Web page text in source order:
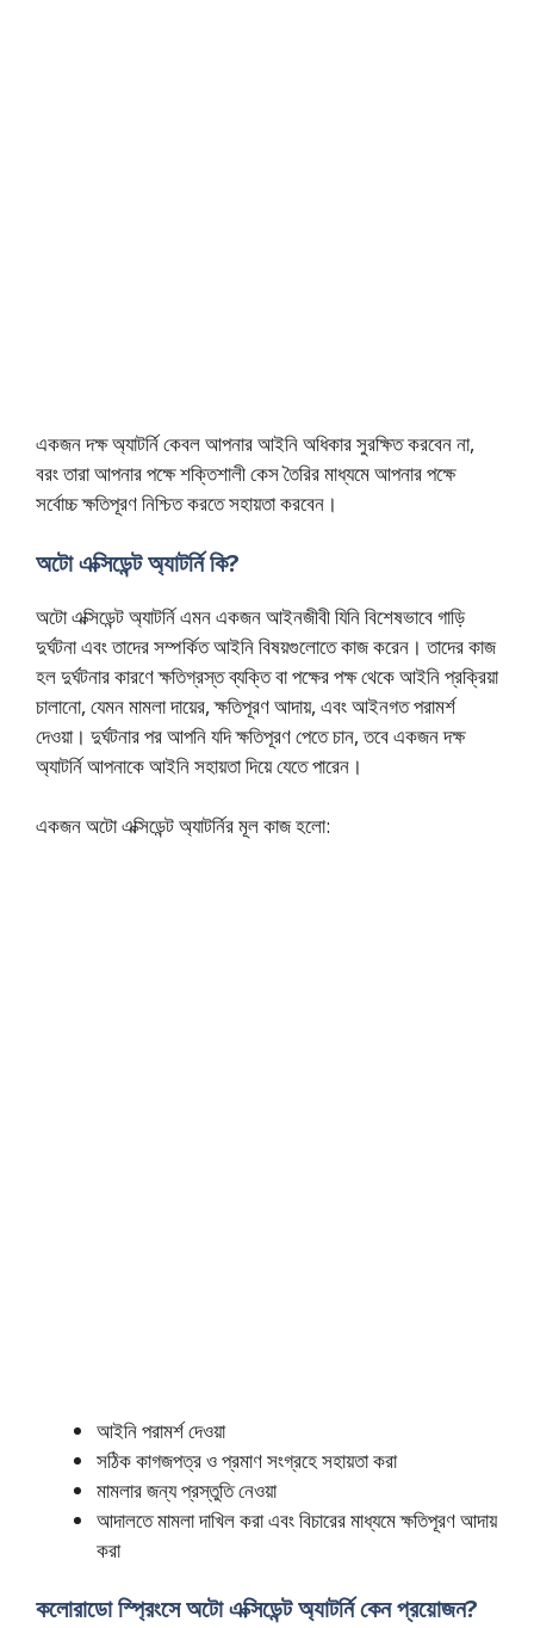
একজন দক্ষ অ্যাটর্নি কেবল আপনার আইনি অধিকার সুরক্ষিত করবেন না,
বরং তারা আপনার পক্ষে শক্তিশালী কেস তৈরির মাধ্যমে আপনার পক্ষে
সর্বোচ্চ ক্ষতিপূরণ নিশ্চিত করতে সহায়তা করবেন।
অটো এক্সিডেন্ট অ্যাটর্নি কি?
অটো এক্সিডেন্ট অ্যাটর্নি এমন একজন আইনজীবী যিনি বিশেষভাবে গাড়ি
দুর্ঘটনা এবং তাদের সম্পর্কিত আইনি বিষয়গুলোতে কাজ করেন। তাদের কাজ
হল দুর্ঘটনার কারণে ক্ষতিগ্রস্ত ব্যক্তি বা পক্ষের পক্ষ থেকে আইনি প্রক্রিয়া
চালানো, যেমন মামলা দায়ের, ক্ষতিপূরণ আদায়, এবং আইনগত পরামর্শ
দেওয়া। দুর্ঘটনার পর আপনি যদি ক্ষতিপূরণ পেতে চান, তবে একজন দক্ষ
অ্যাটর্নি আপনাকে আইনি সহায়তা দিয়ে যেতে পারেন।
একজন অটো এক্সিডেন্ট অ্যাটর্নির মূল কাজ হলো:
আইনি পরামর্শ দেওয়া
সঠিক কাগজপত্র ও প্রমাণ সংগ্রহে সহায়তা করা
মামলার জন্য প্রস্তুতি নেওয়া
আদালতে মামলা দাখিল করা এবং বিচারের মাধ্যমে ক্ষতিপূরণ আদায়
করা
কলোরাডো স্প্রিংসে অটো এক্সিডেন্ট অ্যাটর্নি কেন প্রয়োজন?